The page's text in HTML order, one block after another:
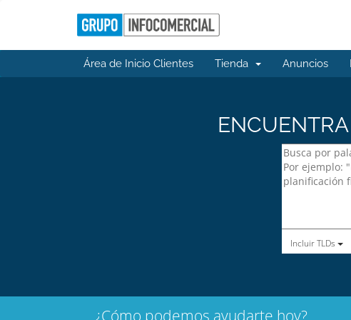
Área de Inicio Clientes Tienda Anuncios
Incluir TLDs
¿Cómo podemos ayudarte hoy?